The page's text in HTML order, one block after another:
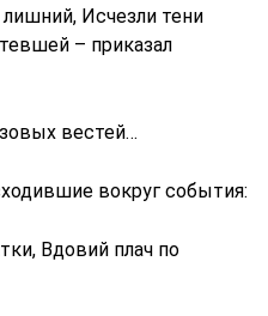
Исчезли тени
– приказал
вестей…
вокруг события:
Вдовий плач по